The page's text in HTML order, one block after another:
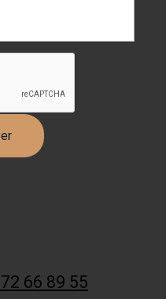
66 89 55